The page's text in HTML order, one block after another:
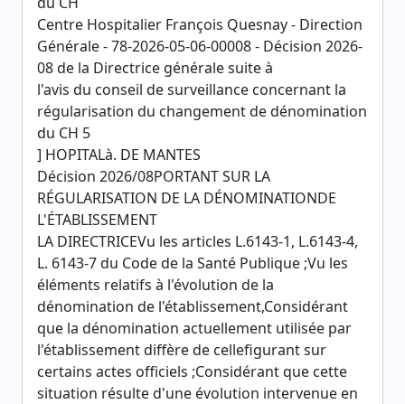
Centre Hospitalier François Quesnay - Direction
Générale - 78-2026-05-06-00008 - Décision 2026-
08 de la Directrice générale suite à
l'avis du conseil de surveillance concernant la
régularisation du changement de dénomination
du CH 5
] HOPITALà. DE MANTES
Décision 2026/08PORTANT SUR LA
RÉGULARISATION DE LA DÉNOMINATIONDE
L'ÉTABLISSEMENT
LA DIRECTRICEVu les articles L.6143-1, L.6143-4,
L. 6143-7 du Code de la Santé Publique ;Vu les
éléments relatifs à l'évolution de la
dénomination de l'établissement,Considérant
que la dénomination actuellement utilisée par
l'établissement diffère de cellefigurant sur
certains actes officiels ;Considérant que cette
situation résulte d'une évolution intervenue en